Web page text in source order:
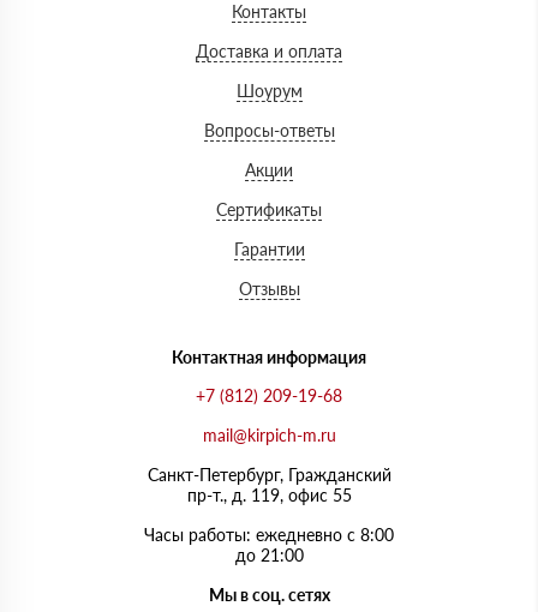
Контакты
Доставка и оплата
Шоурум
Вопросы-ответы
Акции
Сертификаты
Гарантии
Отзывы
Контактная информация
+7 (812) 209-19-68
mail@kirpich-m.ru
Санкт-Петербург, Граждaнский
пр-т., д. 119, офис 55
Часы работы: ежедневно с 8:00
до 21:00
Мы в соц. сетях